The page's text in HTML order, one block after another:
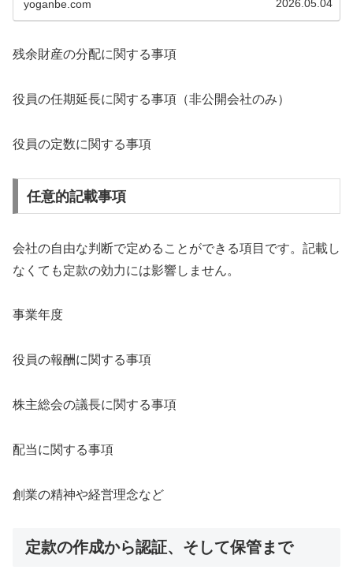
yoganbe.com 2026.05.04
残余財産の分配に関する事項
役員の任期延長に関する事項（非公開会社のみ）
役員の定数に関する事項
任意的記載事項
会社の自由な判断で定めることができる項目です。記載し
なくても定款の効力には影響しません。
事業年度
役員の報酬に関する事項
株主総会の議長に関する事項
配当に関する事項
創業の精神や経営理念など
定款の作成から認証、そして保管まで